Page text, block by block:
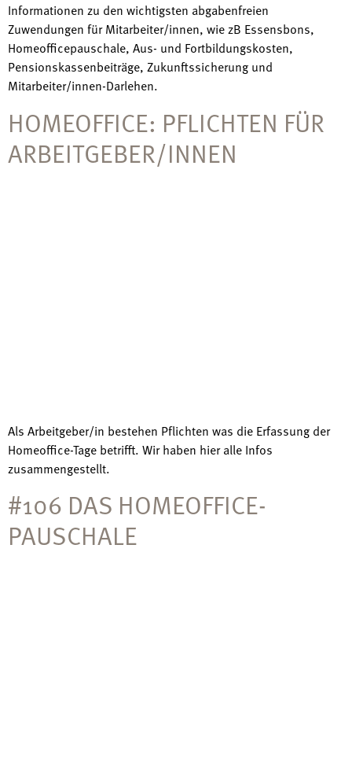
Informationen zu den wichtigsten abgabenfreien
Zuwendungen für Mitarbeiter/innen, wie zB Essensbons,
Homeofficepauschale, Aus- und Fortbildungskosten,
Pensionskassenbeiträge, Zukunftssicherung und
Mitarbeiter/innen-Darlehen.
HOMEOFFICE: PFLICHTEN FÜR
ARBEITGEBER/INNEN
Als Arbeitgeber/in bestehen Pflichten was die Erfassung der
Homeoffice-Tage betrifft. Wir haben hier alle Infos
zusammengestellt.
#106 DAS HOMEOFFICE-
PAUSCHALE